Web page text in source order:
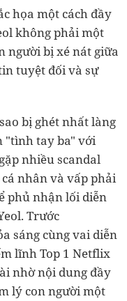
họa một cách đầy
không phải một
người bị xé nát giữa
tuyệt đối và sự
bị ghét nhất làng
"tình tay ba" với
nhiều scandal
nhân và vấp phải
phủ nhận lối diễn
Trước
sáng cùng vai diễn
lĩnh Top 1 Netflix
nhờ nội dung đầy
lý con người một